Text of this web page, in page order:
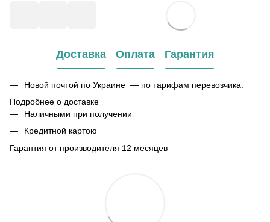
Доставка Оплата Гарантия
Новой почтой по Украине — по тарифам перевозчика.
Подробнее о доставке
Наличными при получении
Кредитной картою
Гарантия от производителя 12 месяцев